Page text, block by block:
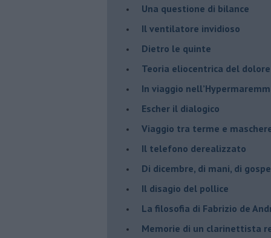
​Una questione di bilance
​Il ventilatore invidioso
​Dietro le quinte
​Teoria eliocentrica del dolore
In viaggio
​Escher il dialogico
​Viaggio tra terme e
Il telefono derealizzato
​Di dicembre, di mani, di
​Il disagio del pollice
​La filosofia di Fabrizio de
Memorie di un clarinettista